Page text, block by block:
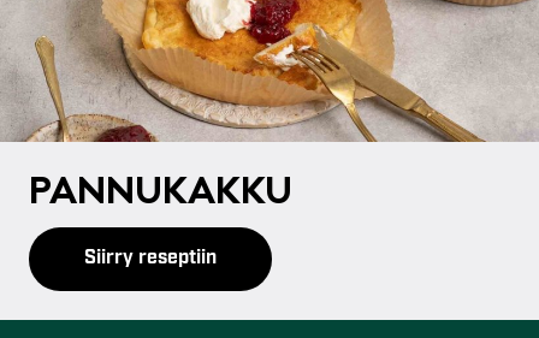
PAN­NU­KAK­KU
Siirry reseptiin